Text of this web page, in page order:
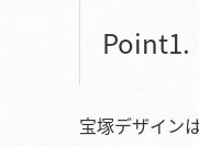
宝塚デザイン